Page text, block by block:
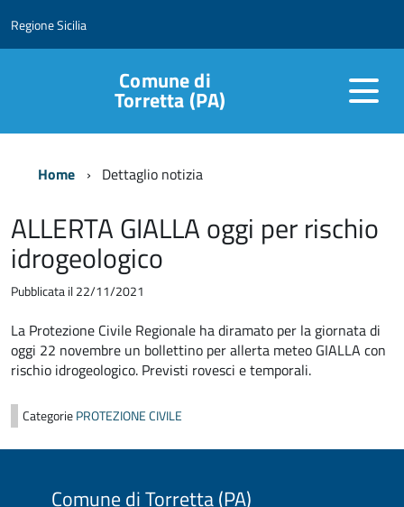
Regione Sicilia
Comune di
Torretta (PA)
Home Dettaglio notizia
ALLERTA GIALLA oggi per rischio
idrogeologico
Pubblicata il 22/11/2021
La Protezione Civile Regionale ha diramato per la giornata di
oggi 22 novembre un bollettino per allerta meteo GIALLA con
rischio idrogeologico. Previsti rovesci e temporali.
CategoriePROTEZIONE CIVILE
Comune di Torretta (PA)